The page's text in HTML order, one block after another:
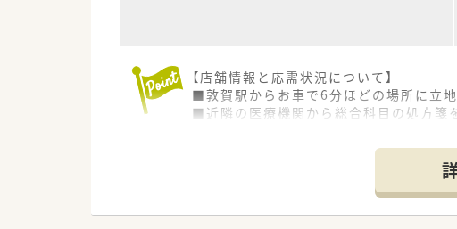
【店舗情報と応需状況について】
■敦賀駅からお車で6分ほどの場所に立地
■近隣の医療機関から総合科目の処方箋
■創業から80年以上という長い歴史を持
■代表ご自身も現場に入り気さくにコミ
■地域貢献を最優先に考えて採算度外視